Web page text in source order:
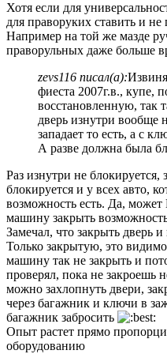
Хотя если для
для праворуких ставить и
Например на той же мазде
праворульных даже больше
zevs116 писал(а):
фиеста 2007г.в., купе,
восстановленную, так
дверь изнутри вообще
западает то есть, а с
А разве должна была
Раз изнутри не
блокируется и у всех авто,
возможность есть. Да,
машину закрыть
Замечал, что закрыть дверь
Только закрытую, это
машину так не закрыть и
проверял, пока не закроешь
можно захлопнуть двери,
через багажник и ключи в
багажник забросить
Опыт растет прямо
оборудованию